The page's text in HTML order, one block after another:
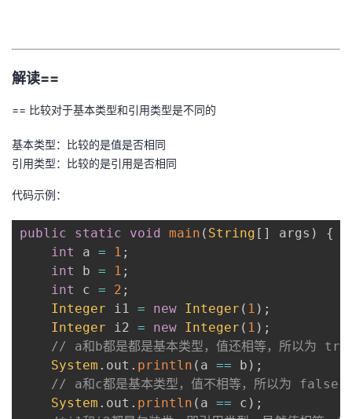
开
发
学
的
Programs
我
的
持
解读==
== 比较对于基本类型和引用类型是不同的
基本类型：比较的是值是否相同
引用类型：比较的是引用是否相同
代码示例：
public static void main ( String [ ] args )
{
int
a = 1 ;
int
b = 1 ;
int
c = 2 ;
Integer i1 = new Integer ( 1 ) ;
Integer i2 = new Integer ( 1 ) ;
// a和b都是都是基本类型，值还相等，所以为
System . out . println ( a == b ) ;
// a和c都是基本类型，值不相等，所以为 false
System . out . println ( a == c ) ;